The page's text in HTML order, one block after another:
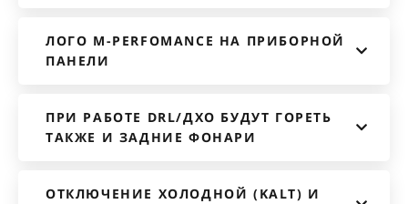
ЛОГО M-PERFOMANCE НА ПРИБОРНОЙ
ПАНЕЛИ
ПРИ РАБОТЕ DRL/ДХО БУДУТ ГОРЕТЬ
ТАКЖЕ И ЗАДНИЕ ФОНАРИ
ОТКЛЮЧЕНИЕ ХОЛОДНОЙ (KALT) И